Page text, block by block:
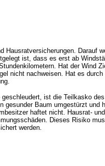
Hausratversicherungen. Darauf
ist, dass es erst ab
Hat der Wind
nicht nachweisen. Hat es
ist die Teilkasko
gesunder Baum umgestürzt und
haftet nicht. Hausrat-
Dieses Risiko
werden.